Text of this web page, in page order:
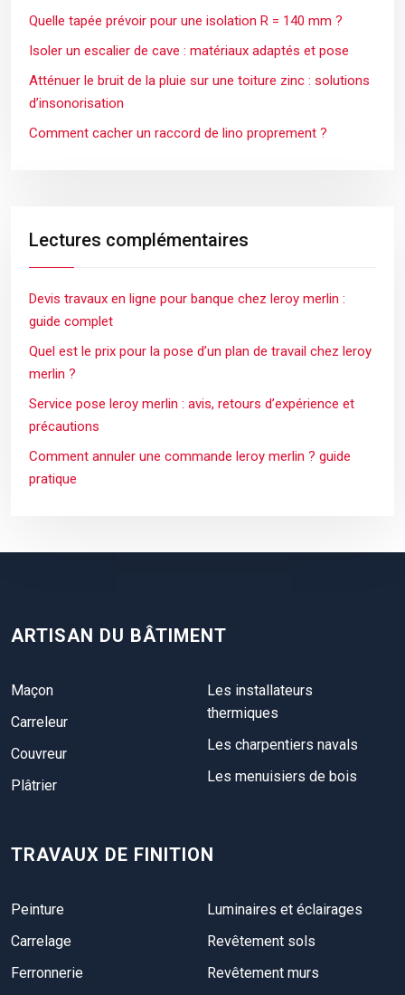
Quelle tapée prévoir pour une isolation R = 140 mm ?
Isoler un escalier de cave : matériaux adaptés et pose
Atténuer le bruit de la pluie sur une toiture zinc : solutions
d’insonorisation
Comment cacher un raccord de lino proprement ?
Lectures complémentaires
Devis travaux en ligne pour banque chez leroy merlin :
guide complet
Quel est le prix pour la pose d’un plan de travail chez leroy
merlin ?
Service pose leroy merlin : avis, retours d’expérience et
précautions
Comment annuler une commande leroy merlin ? guide
pratique
ARTISAN DU BÂTIMENT
Maçon
Carreleur
Couvreur
Plâtrier
Les installateurs
thermiques
Les charpentiers navals
Les menuisiers de bois
TRAVAUX DE FINITION
Peinture
Carrelage
Ferronnerie
Luminaires et éclairages
Revêtement sols
Revêtement murs